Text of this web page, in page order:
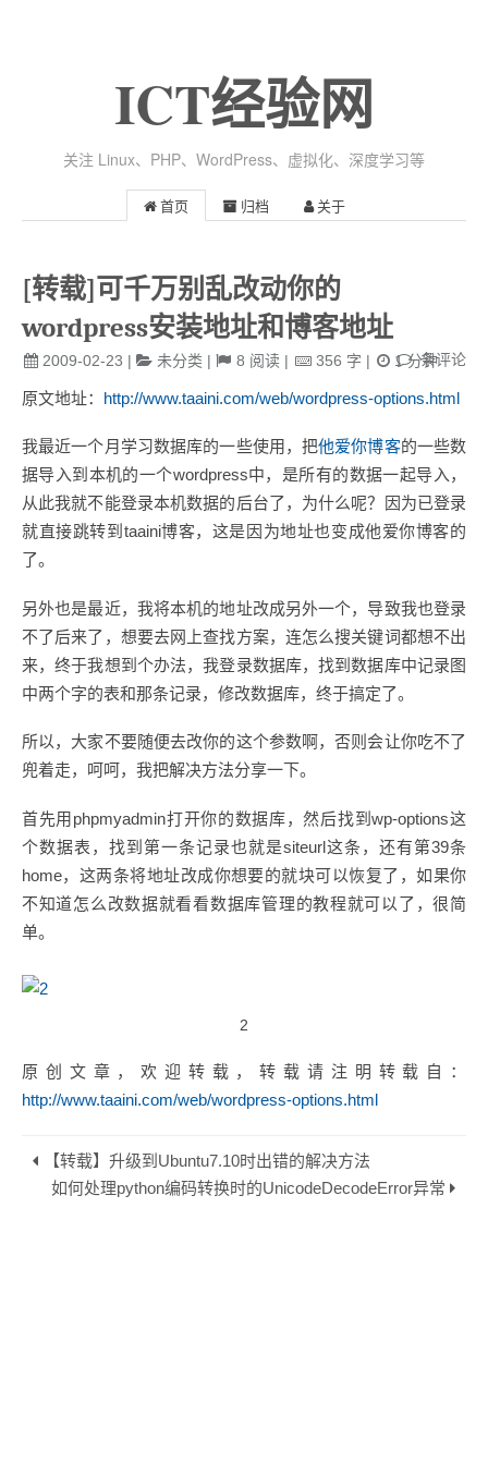
ICT经验网
关注 Linux、PHP、WordPress、虚拟化、深度学习等
首页 归档 关于
[转载]可千万别乱改动你的
wordpress安装地址和博客地址
2009-02-23 | 未分类 | 8 阅读| 356 字 | 1分钟
条评论
原文地址： http://www.taaini.com/web/wordpress-options.html
我最近一个月学习数据库的一些使用，把他爱你博客的一些数
据导入到本机的一个wordpress中，是所有的数据一起导入，
从此我就不能登录本机数据的后台了，为什么呢？因为已登录
就直接跳转到taaini博客，这是因为地址也变成他爱你博客的
了。
另外也是最近，我将本机的地址改成另外一个，导致我也登录
不了后来了，想要去网上查找方案，连怎么搜关键词都想不出
来，终于我想到个办法，我登录数据库，找到数据库中记录图
中两个字的表和那条记录，修改数据库，终于搞定了。
所以，大家不要随便去改你的这个参数啊，否则会让你吃不了
兜着走，呵呵，我把解决方法分享一下。
首先用phpmyadmin打开你的数据库，然后找到wp-options这
个数据表，找到第一条记录也就是siteurl这条，还有第39条
home，这两条将地址改成你想要的就块可以恢复了，如果你
不知道怎么改数据就看看数据库管理的教程就可以了，很简
单。
2
原创文章，欢迎转载，转载请注明转载自：
http://www.taaini.com/web/wordpress-options.html
【转载】升级到Ubuntu7.10时出错的解决方法
如何处理python编码转换时的UnicodeDecodeError异常